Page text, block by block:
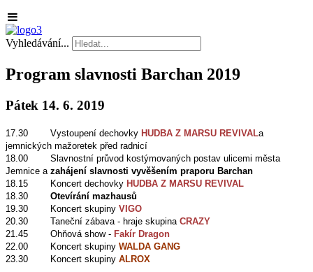
Vyhledávání...
Program slavnosti Barchan 2019
Pátek 14. 6. 2019
17.30 Vystoupení dechovky HUDBA Z MARSU REVIVALa
jemnických mažoretek před radnicí
18.00 Slavnostní průvod kostýmovaných postav ulicemi města
Jemnice a zahájení slavnosti vyvěšením praporu Barchan
18.15 Koncert dechovky HUDBA Z MARSU REVIVAL
18.30 Otevírání mazhausů
19.30 Koncert skupiny VIGO
20.30 Taneční zábava - hraje skupina CRAZY
21.45 Ohňová show - Fakír Dragon
22.00 Koncert skupiny WALDA GANG
23.30 Koncert skupiny ALROX